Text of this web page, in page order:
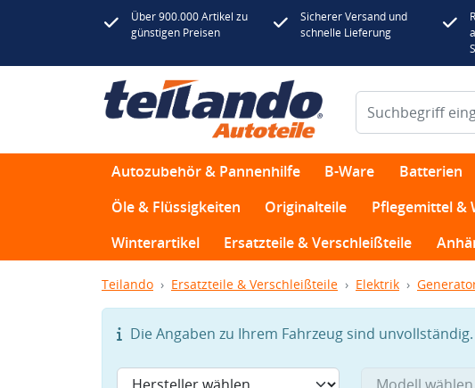
Über 900.000 Artikel zu
günstigen Preisen
Sicherer Versand und
schnelle Lieferung
Autozubehör & Pannenhilfe B-Ware Batterien
Öle & Flüssigkeiten
Originalteile Pflegemittel &
Winterartikel
Ersatzteile & Verschleißteile
Teilando Ersatzteile & Verschleißteile Elektrik
Die Angaben zu Ihrem Fahrzeug sind